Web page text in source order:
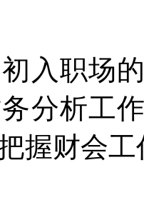
入职场
分析工
握财会